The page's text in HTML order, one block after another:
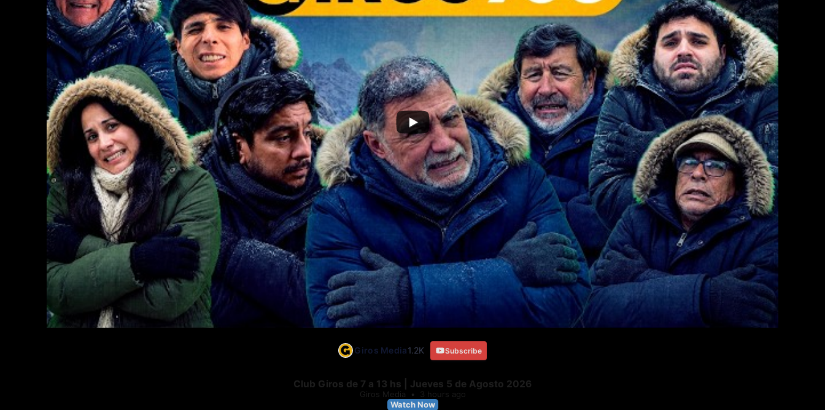
Giros Media1.2K Subscribe
Club Giros de 7 a 13 hs | Jueves 5 de Agosto 2026
Giros Media
3 hours ago
Watch Now